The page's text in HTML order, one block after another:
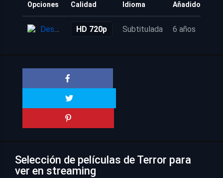
Opciones Calidad Idioma Añadido
Descarga HD 720p Subtitulada 6 años
Selección de películas de Terror para
ver en streaming